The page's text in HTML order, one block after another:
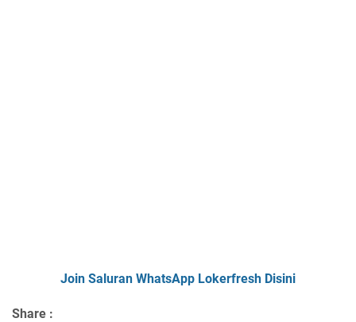
Join Saluran WhatsApp Lokerfresh Disini
Share :